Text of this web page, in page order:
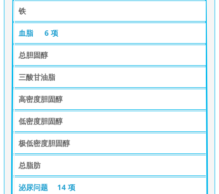
铁
血脂 6 项
总胆固醇
三酸甘油脂
高密度胆固醇
低密度胆固醇
极低密度胆固醇
总脂肪
泌尿问题 14 项